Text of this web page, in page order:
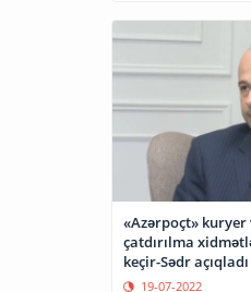
«Azərpoçt» kuryer
çatdırılma
keçir-Sədr açıqladı
19-07-2022